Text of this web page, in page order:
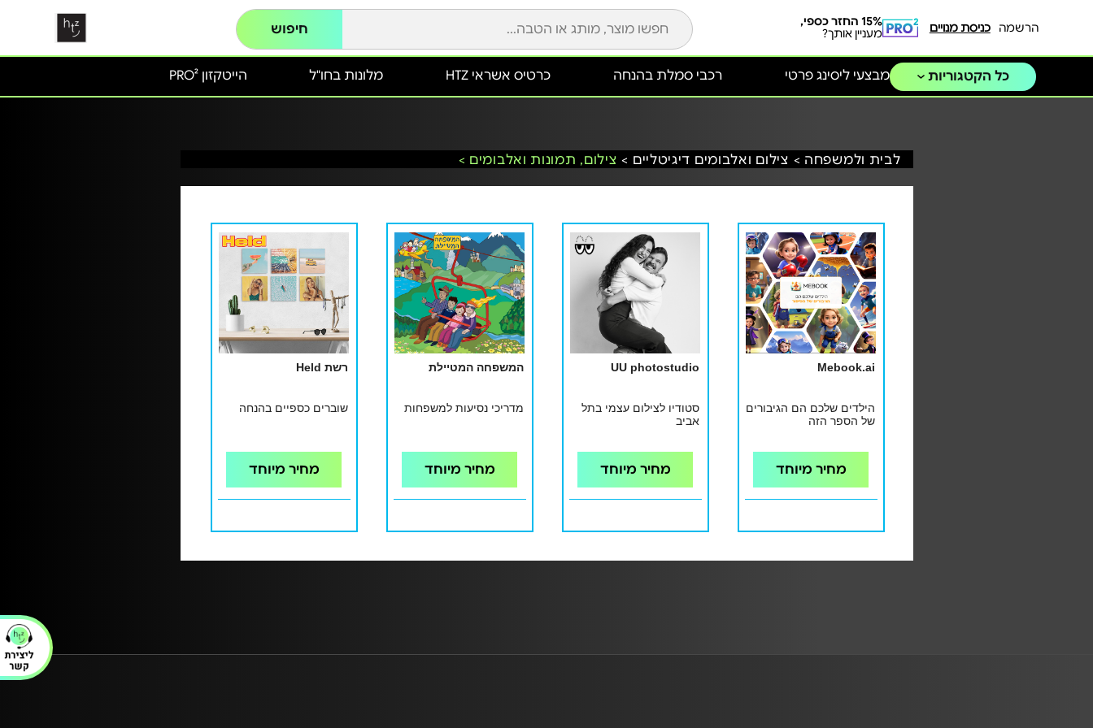
הרשמה כניסת מנויים
15% החזר כספי,
מעניין אותך?
חיפוש
כל הקטגוריות הייטקזון PRO² מלונות בחו"ל כרטיס אשראי HTZ מבצעי ליסינג פרטי רכבי סמלת בהנחה
לבית ולמשפחה > צילום ואלבומים דיגיטליים > צילום, תמונות ואלבומים >
Mebook.ai
הילדים שלכם הם הגיבורים
של הספר הזה
מחיר מיוחד
UU photostudio
סטודיו לצילום עצמי בתל
אביב
מחיר מיוחד
המשפחה המטיילת
מדריכי נסיעות למשפחות
מחיר מיוחד
רשת Held
שוברים כספיים בהנחה
מחיר מיוחד